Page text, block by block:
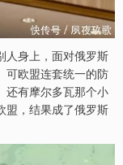
身上，面对俄罗斯
欧盟连套统一的防
有摩尔多瓦那个小
盟，结果成了俄罗斯